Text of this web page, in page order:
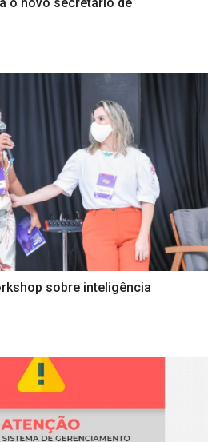
sobre inteligência